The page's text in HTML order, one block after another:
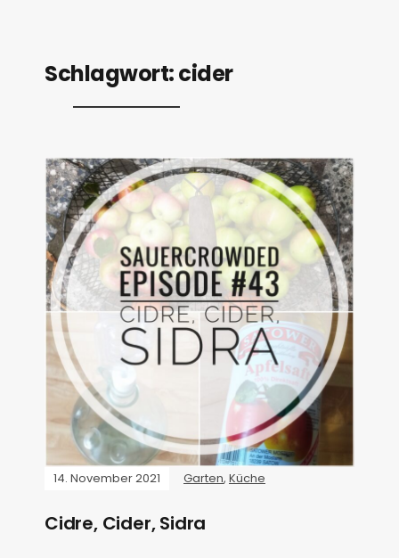
Schlagwort:cider
14. November 2021 Garten, Küche
Cidre, Cider, Sidra